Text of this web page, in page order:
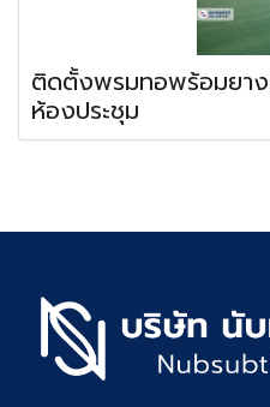
ติดตั้งพรมทอพร้อมยา
ห้องประชุม